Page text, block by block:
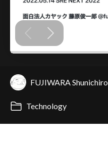
FUJIWARA Shunichiro
Technology